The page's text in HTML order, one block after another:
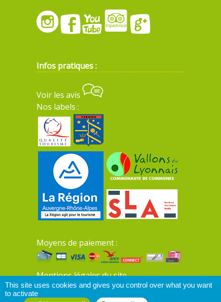
Infos pratiques :
Voir les avis
Nos labels :
Moyens de paiement :
Mentions légales du site
This site uses cookies and gives you control over what you want
to activate